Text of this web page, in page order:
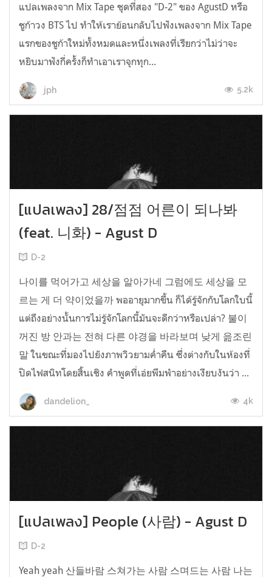
แปลเพลงจาก Mix Tape ชุดที่สอง "D-2" ของ AgustD หรือ
ชูก้าวง BTS ไป ทำให้เราย้อนกลับไปฟังเพลงจาก Mix Tape
แรกของชูก้าใหม่ทั้งหมดและหนึ่งเพลงที่เรียกว่าไม่ว่าจะ
หยิบมาฟังกี่ครั้งก็ทำเอาเราจุกทุก...
jph 5.2k
[แปลเพลง] 28/점점 어른이 되나봐
(feat. 니화) - Agust D
D-2
나이를 먹어가고 세상을 알아가네 그럼에도 세상을 모
르는 게 더 약이었을까 พออายุมากขึ้น ก็ได้รู้จักกับโลกใบนี้
แต่ถึงอย่างนั้นการไม่รู้จักโลกนี้มันจะดีกว่าหรือเปล่า? 불이
꺼진 방 안과는 전혀 다른 야경을 바라보며 낮게 읊조린
말 ในขณะที่มองไปยังภาพวิวยามค่ำคืน ซึ่งต่างกับในห้องที่
ปิดไฟสนิทโดยสิ้นเชิง คำพูดที่เอ่ยพึมพำอย่างเงียบงันว่า ...
dandelion_ 4k
[แปลเพลง] People (사람) - Agust D
D-2
Yeah yeah 산들바람 스쳐가는 사람 스며드는 사람 나는